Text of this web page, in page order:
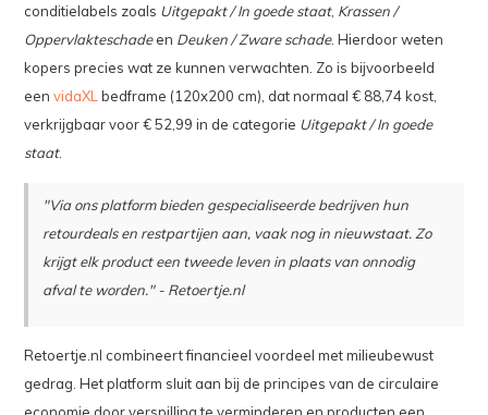
conditielabels zoals Uitgepakt / In goede staat, Krassen /
Oppervlakteschadeen Deuken / Zware schade. Hierdoor weten
kopers precies wat ze kunnen verwachten. Zo is bijvoorbeeld
eenvidaXLbedframe (120x200 cm), dat normaal € 88,74 kost,
verkrijgbaar voor € 52,99 in de categorie Uitgepakt / In goede
staat.
"Via ons platform bieden gespecialiseerde bedrijven hun
retourdeals en restpartijen aan, vaak nog in nieuwstaat. Zo
krijgt elk product een tweede leven in plaats van onnodig
afval te worden." - Retoertje.nl
Retoertje.nl combineert financieel voordeel met milieubewust
gedrag. Het platform sluit aan bij de principes van de circulaire